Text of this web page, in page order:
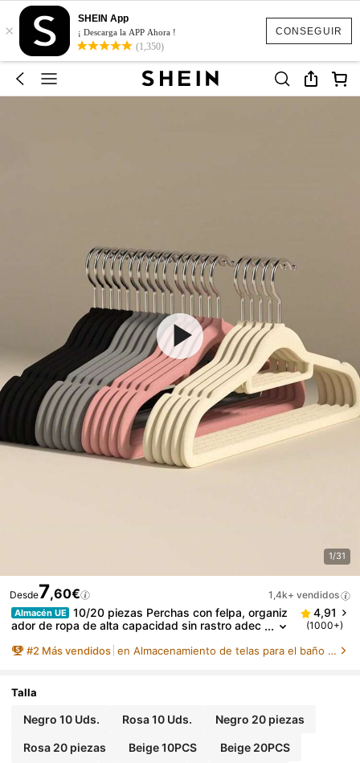
CONSEGUIR
×
SHEIN App
¡ Descarga la APP Ahora !
(1,350)
1/31
Desde7,60€ 1,4k+ vendidos
Almacén UE
10/20 piezas Perchas con felpa, organiz
ador de ropa de alta capacidad sin rastro adec
ara colgar camisas, abrigos, vestidos, pantalones
4,91
(1000+)
#2 Más vendidos en Almacenamiento de telas para el baño Almacenami
Talla
Negro 10 Uds. Rosa 10 Uds. Negro 20 piezas
Rosa 20 piezas Beige 10PCS Beige 20PCS